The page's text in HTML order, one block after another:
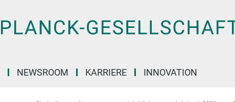
NEWSROOM KARRIERE INNOVATION